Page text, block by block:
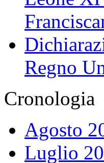
Regno
Cronologia
Agosto
Luglio